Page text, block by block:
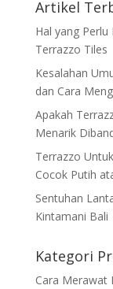
Artikel
Hal yang
Terrazzo Tiles
Kesalahan
dan Cara
Apakah
Menarik
Terrazzo
Cocok Putih
Sentuhan
Kintamani Bali
Kategori
Cara Merawat